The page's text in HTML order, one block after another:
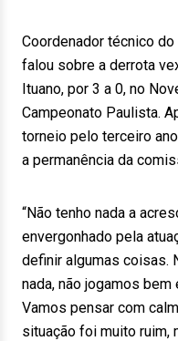
Coordenador técnico
falou sobre a derrota
Ituano, por 3 a 0, no
Campeonato Paulista.
torneio pelo terceiro
a permanência da
“Não tenho nada a
envergonhado pela
definir algumas coisas.
nada, não jogamos
Vamos pensar com
situação foi muito ruim,